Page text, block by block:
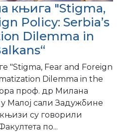
књига "Stigma,
Policy: Serbia’s
Dilemma in
"Stigma, Fear and Foreign
Dilemma in the
проф. др Милана
Малој сали Задужбине
су говорили
по...